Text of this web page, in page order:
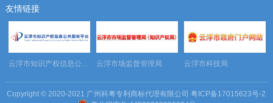
友情链接
云浮市知识产权信息公共服务平台 云浮市场监督管理局 云浮市科技局
Copyright © 2020-2021 广州科粤专利商标代理有限公司粤ICP备17015623号-2